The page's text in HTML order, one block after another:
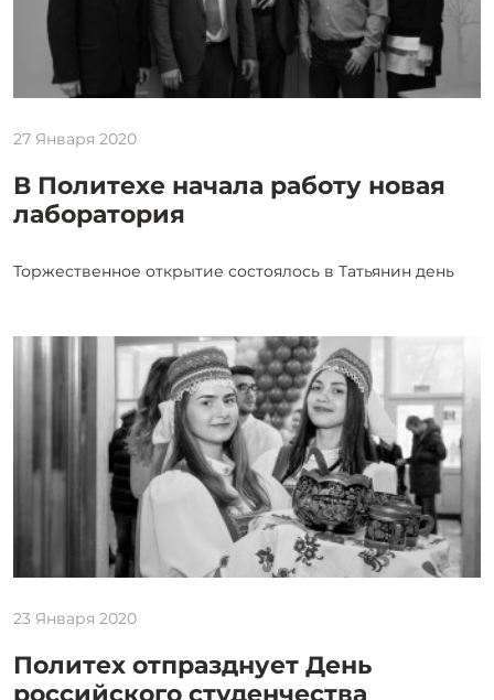
27 Января 2020
В Политехе начала работу новая
лаборатория
Торжественное открытие состоялось в Татьянин день
23 Января 2020
Политех отпразднует День